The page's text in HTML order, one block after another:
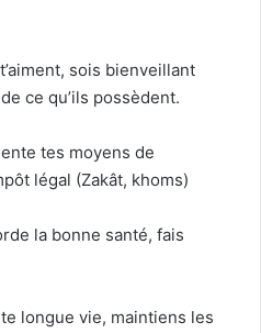
sois bienveillant
ce qu’ils possèdent.
tes moyens de
légal (Zakât, khoms)
la bonne santé, fais
longue vie, maintiens les